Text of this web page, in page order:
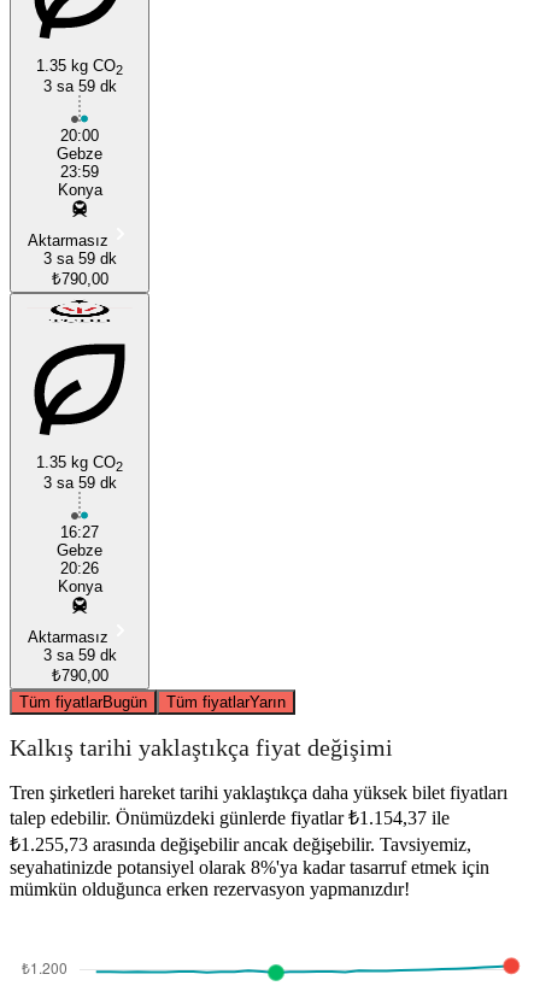
1.35 kg CO2
3 sa 59 dk
20:00
Gebze
23:59
Konya
Aktarmasız
3 sa 59 dk
₺790,00
1.35 kg CO2
3 sa 59 dk
16:27
Gebze
20:26
Konya
Aktarmasız
3 sa 59 dk
₺790,00
Tüm fiyatlarBugün Tüm fiyatlarYarın
Kalkış tarihi yaklaştıkça fiyat değişimi
Tren şirketleri hareket tarihi yaklaştıkça daha yüksek bilet fiyatları
talep edebilir. Önümüzdeki günlerde fiyatlar ₺1.154,37 ile
₺1.255,73 arasında değişebilir ancak değişebilir. Tavsiyemiz,
seyahatinizde potansiyel olarak 8%'ya kadar tasarruf etmek için
mümkün olduğunca erken rezervasyon yapmanızdır!